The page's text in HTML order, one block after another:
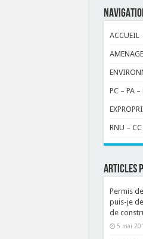
ACCUEIL
PC – PA
RNU –
ARTICLES
Permis
puis-je
de
5 mai